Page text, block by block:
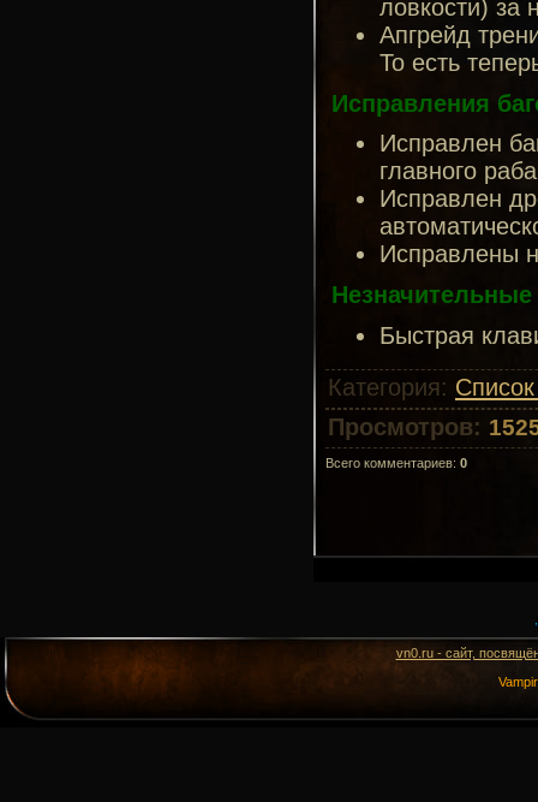
ловкости) за
Апгрейд
То есть
Исправления
Исправлен
главного
Исправлен
Исправлены
Быстрая
Категория:
Просмотров:
Всего комментариев: 0
vn0.ru - сайт,